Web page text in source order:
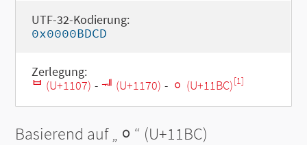
UTF-32-Kodierung:
0x0000BDCD
Zerlegung:
ᄇ (U+1107) - ᅰ (U+1170) - ᆼ (U+11BC)[1]
Basierend auf „ ᆼ “ (U+11BC)